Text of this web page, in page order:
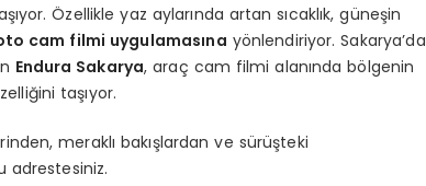
Özellikle yaz aylarında artan sıcaklık, güneşin
cam filmi uygulamasına yönlendiriyor. Sakarya’da
Endura Sakarya, araç cam filmi alanında bölgenin
taşıyor.
meraklı bakışlardan ve sürüşteki
adrestesiniz.